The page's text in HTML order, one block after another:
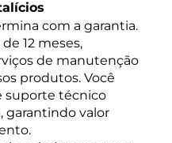
com a garantia.
12 meses,
de manutenção
produtos. Você
suporte técnico
garantindo valor